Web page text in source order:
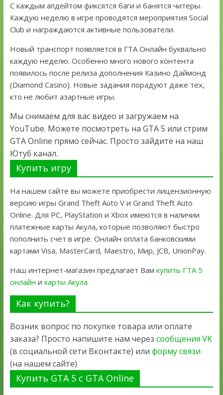
С каждым апдейтом фиксятся баги и банятся читеры.
Каждую неделю в игре проводятся мероприятия Social
Club и награждаются активные пользователи.
Новый транспорт появляется в ГТА Онлайн буквально
каждую неделю. Особенно много нового контента
появилось после релиза дополнения Казино Даймонд
(Diamond Casino). Новые задания порадуют даже тех,
кто не любит азартные игры.
Мы снимаем для вас видео и загружаем на
YouTube. Можете посмотреть на GTA 5 или стрим
GTA Online прямо сейчас. Просто зайдите на наш
Ютуб канал.
Купить игру
На нашем сайте вы можете приобрести лицензионную
версию игры Grand Theft Auto V и Grand Theft Auto
Online. Для PC, PlayStation и Xbox имеются в наличии
платежные карты Акула, которые позволяют быстро
пополнить счет в игре. Онлайн оплата банковскими
картами Visa, MasterCard, Maestro, Мир, JCB, UnionPay.
Наш интернет-магазин предлагает Вам купить ГТА 5
онлайн и карты Акула
Как купить?
Возник вопрос по покупке товара или оплате
заказа? Просто напишите нам через сообщения VK
(в социальной сети Вконтакте) или форму связи
(на нашем сайте)
Купить GTA 5 с GTA Online